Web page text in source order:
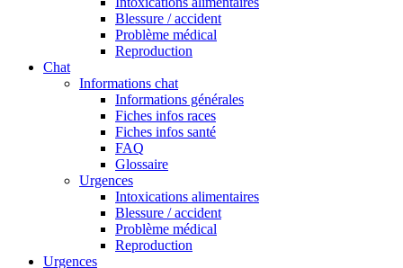
Blessure / accident
Problème médical
Reproduction
Chat
Informations chat
Informations générales
Fiches infos races
Fiches infos santé
FAQ
Glossaire
Urgences
Intoxications alimentaires
Blessure / accident
Problème médical
Reproduction
Urgences